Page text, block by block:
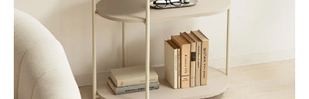
call 052-241-3103
schedule